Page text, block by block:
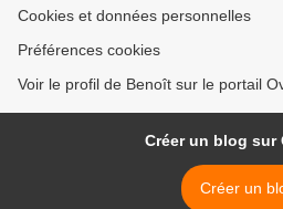
Cookies et données personnelles
Préférences cookies
Voir le profil de Benoît sur le portail
Créer un blog sur
Créer un